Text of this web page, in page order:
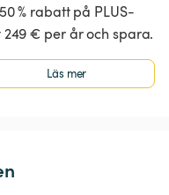
% rabatt på PLUS-
€ per år och spara.
Läs mer